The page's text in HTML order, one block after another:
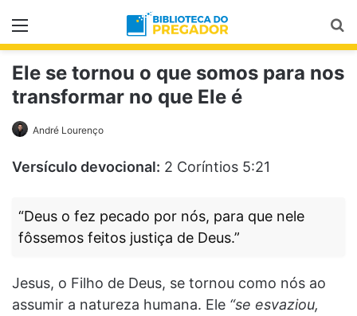
Menu
Ele se tornou o que somos para nos
transformar no que Ele é
André Lourenço
Versículo devocional: 2 Coríntios 5:21
“Deus o fez pecado por nós, para que nele
fôssemos feitos justiça de Deus.”
Jesus, o Filho de Deus, se tornou como nós ao
assumir a natureza humana. Ele “se esvaziou,